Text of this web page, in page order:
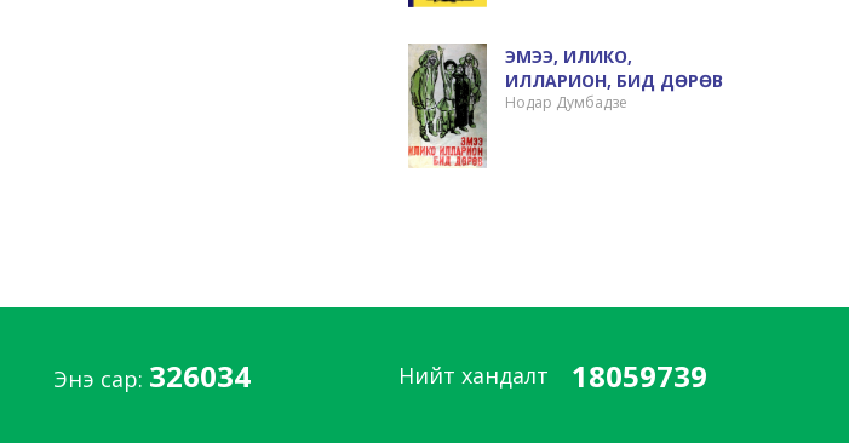
ЭМЭЭ, ИЛИКО,
ИЛЛАРИОН, БИД ДӨРӨВ
Нодар Думбадзе
Энэ сар: 326034 Нийт хандалт 18059739